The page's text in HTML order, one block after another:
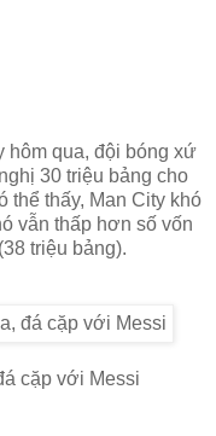
hôm qua, đội bóng xứ
30 triệu bảng cho
thể thấy, Man City khó
vẫn thấp hơn số vốn
triệu bảng).
cặp với Messi